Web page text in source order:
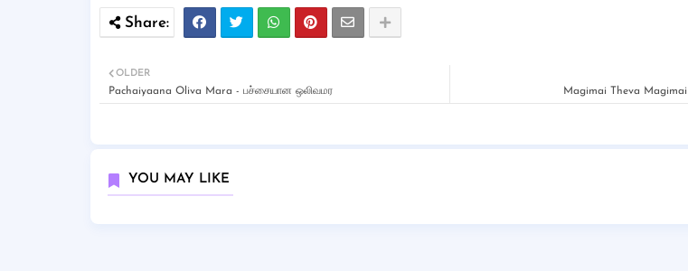
Magimai Theva
OLDER
Pachaiyaana Oliva Mara - பச்சையான ஒலிவமர
YOU MAY LIKE